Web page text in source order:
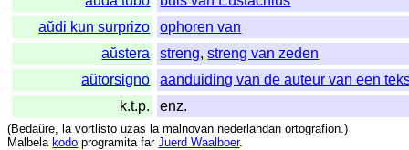
aŭdi kun surprizo
ophoren van
aŭstera
streng,streng van zeden
aŭtorsigno
aanduiding van de auteur van een
k.t.p.
enz.
(Bedaŭre, la vortlisto uzas la malnovan nederlandan ortografion.)
Malbela kodo programita far Juerd Waalboer.